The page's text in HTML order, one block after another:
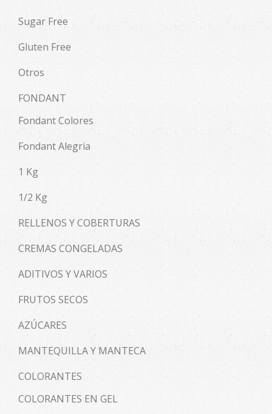
Sugar Free
Gluten Free
Otros
FONDANT
Fondant Colores
Fondant Alegria
1 Kg
1/2 Kg
RELLENOS Y COBERTURAS
CREMAS CONGELADAS
ADITIVOS Y VARIOS
FRUTOS SECOS
AZÚCARES
MANTEQUILLA Y MANTECA
COLORANTES
COLORANTES EN GEL